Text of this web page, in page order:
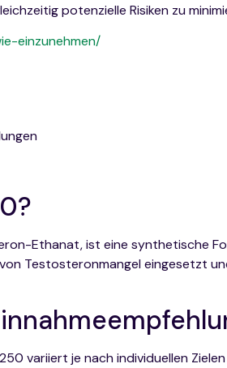
potenzielle Risiken zu
einzunehmen/
Ethanat, ist eine synthetische
Testosteronmangel eingesetzt
variiert je nach individuellen